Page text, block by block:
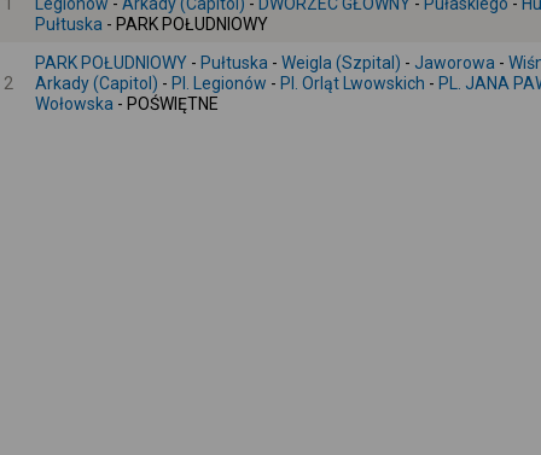
Pułtuska - PARK POŁUDNIOWY
2
PARK POŁUDNIOWY - Pułtuska - Weigla (Szpital) - Jaworowa -
Arkady (Capitol) - Pl. Legionów - Pl. Orląt Lwowskich - PL. JANA
Wołowska - POŚWIĘTNE